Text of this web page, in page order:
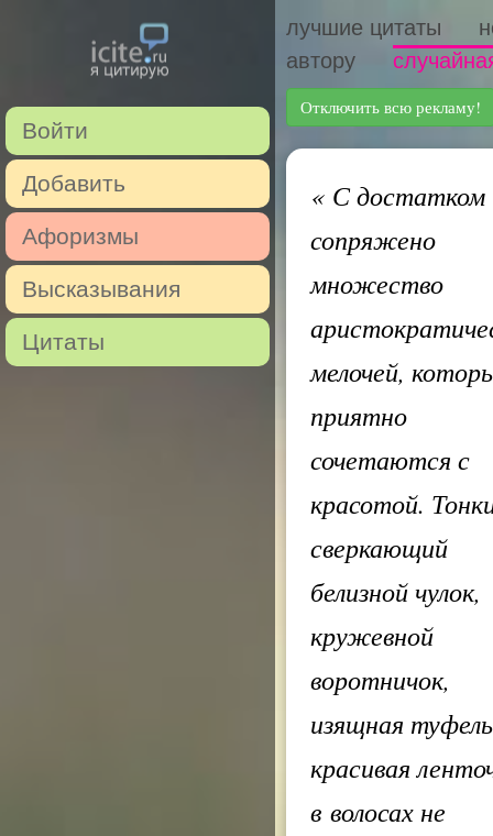
Войти
Добавить
Афоризмы
Высказывания
Цитаты
лучшие цитаты
автору
Отключить всю рекламу!
«С достатком
сопряжено
множество
мелочей,
приятно
сочетаются с
красотой.
сверкающий
белизной чулок,
кружевной
воротничок,
изящная
красивая
в волосах не